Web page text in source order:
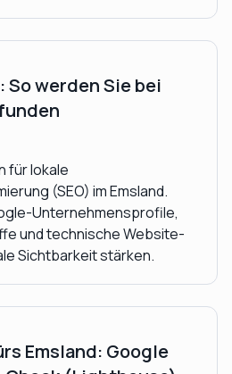
So werden Sie bei
für lokale
(SEO) im Emsland.
Unternehmensprofile,
und technische Website-
Sichtbarkeit stärken.
Emsland: Google